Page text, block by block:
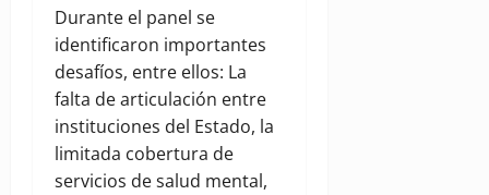
Durante el panel se
identificaron importantes
desafíos, entre ellos: La
falta de articulación entre
instituciones del Estado, la
limitada cobertura de
servicios de salud mental,